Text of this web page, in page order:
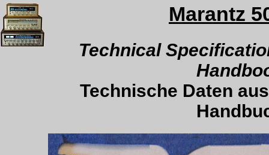
Marantz
Technical
Technische Daten